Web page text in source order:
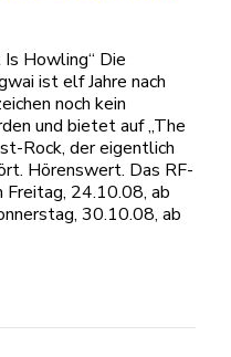
Howling“ Die
ist elf Jahre nach
noch kein
und bietet auf „The
Rock, der eigentlich
Hörenswert. Das RF-
24.10.08, ab
30.10.08, ab